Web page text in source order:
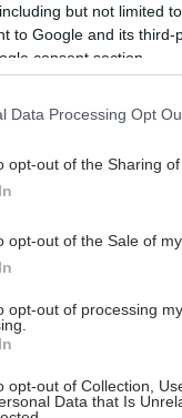
but not limited
to Google and its
consent section.
Data Processing Opt
opt-out of the Sharing
opt-out of the Sale of
opt-out of processing
opt-out of Collection,
Data that Is
σήμερα
Σταυρός: Τι
φλεγμονή και
της Αττικής ο ΙΣΑ